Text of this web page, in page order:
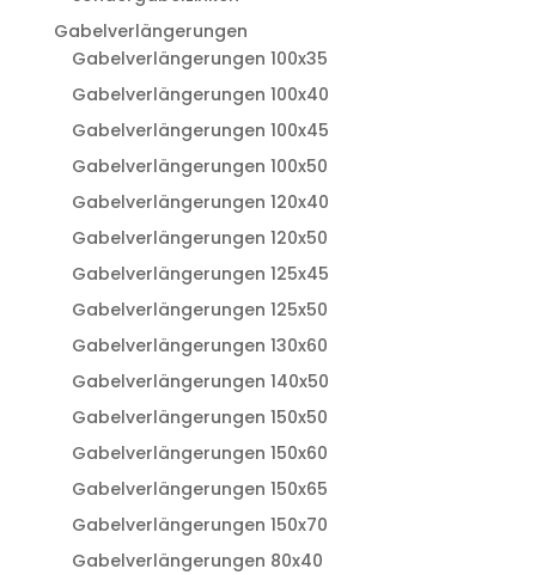
Gabelverlängerungen
Gabelverlängerungen 100x35
Gabelverlängerungen 100x40
Gabelverlängerungen 100x45
Gabelverlängerungen 100x50
Gabelverlängerungen 120x40
Gabelverlängerungen 120x50
Gabelverlängerungen 125x45
Gabelverlängerungen 125x50
Gabelverlängerungen 130x60
Gabelverlängerungen 140x50
Gabelverlängerungen 150x50
Gabelverlängerungen 150x60
Gabelverlängerungen 150x65
Gabelverlängerungen 150x70
Gabelverlängerungen 80x40